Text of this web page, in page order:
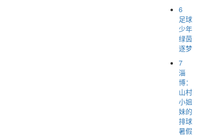
6
足球
少年
绿茵
逐梦
7
淄
博：
山村
小姐
妹的
排球
暑假